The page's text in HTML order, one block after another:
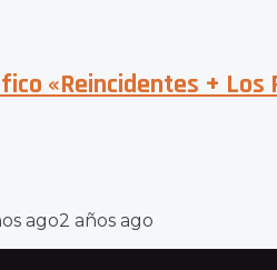
«Reincidentes +
ago2 años ago